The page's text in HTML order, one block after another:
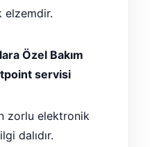
elzemdir.
Özel Bakım
servisi
zorlu elektronik
dalıdır.